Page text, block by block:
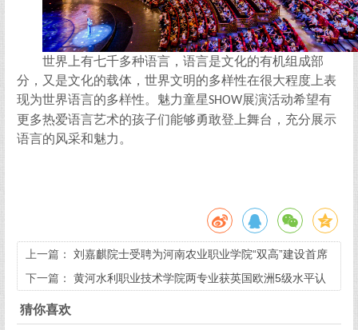
世界上有七千多种语言，语言是文化的有机组成部
分，又是文化的载体，世界文明的多样性在很大程度上表
现为世界语言的多样性。 魅力童星SHOW展演活动希望有
更多热爱语言艺术的孩子们能够勇敢登上舞台，充分展示
语言的风采和魅力。
上一篇： 刘嘉麒院士受聘为河南农业职业学院“双高”建设首席
顾问
下一篇： 黄河水利职业技术学院两专业获英国欧洲5级水平认
证
猜你喜欢